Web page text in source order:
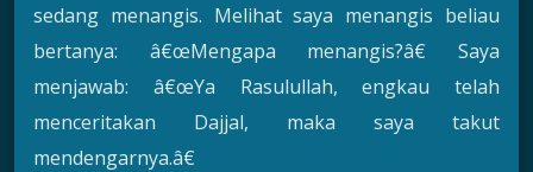
sedang menangis. Melihat saya menangis beliau
bertanya: â€œMengapa menangis?â€ Saya
menjawab: â€œYa Rasulullah, engkau telah
menceritakan Dajjal, maka saya takut
mendengarnya.â€